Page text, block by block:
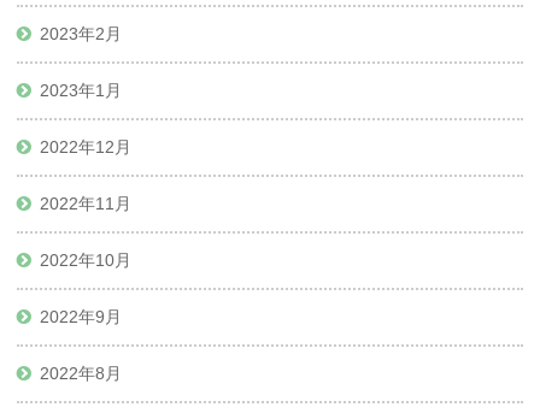
2023年2月
2023年1月
2022年12月
2022年11月
2022年10月
2022年9月
2022年8月